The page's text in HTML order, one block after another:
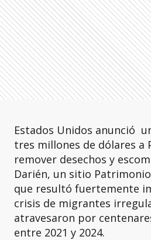
Estados Unidos anunció
tres millones de dólares a
remover desechos y
Darién, un sitio
que resultó fuertemente
crisis de migrantes
atravesaron por
entre 2021 y 2024.